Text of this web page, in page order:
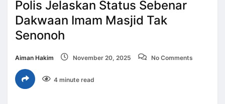
Polis Jelaskan Status Sebenar
Dakwaan Imam Masjid Tak
Senonoh
Aiman Hakim November 20, 2025 No Comments
4 minute read